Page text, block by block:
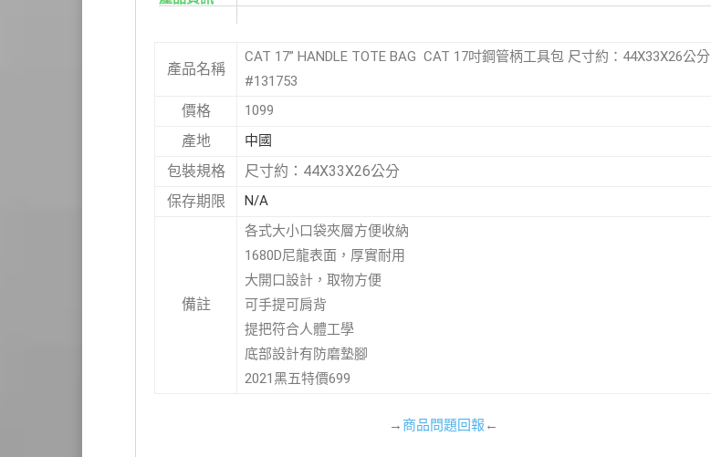
產品名稱
CAT 17” HANDLE TOTE BAG CAT 17吋鋼管柄工具包 尺寸約：44X33X26公分
#131753
價格 1099
產地 中國
包裝規格 尺寸約：44X33X26公分
保存期限 N/A
備註
各式大小口袋夾層方便收納
1680D尼龍表面，厚實耐用
大開口設計，取物方便
可手提可肩背
提把符合人體工學
底部設計有防磨墊腳
2021黑五特價699
→ 商品問題回報 ←